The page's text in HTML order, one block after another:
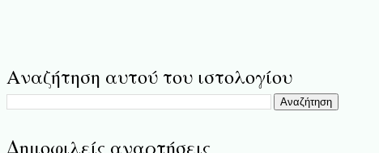
Αναζήτηση αυτού του ιστολογίου
Δημοφιλείς αναρτήσεις